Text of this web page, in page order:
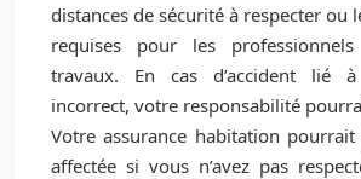
distances de sécurité à respecter ou
requises pour les
travaux. En cas d’accident lié
incorrect, votre responsabilité
Votre assurance habitation
affectée si vous n’avez pas